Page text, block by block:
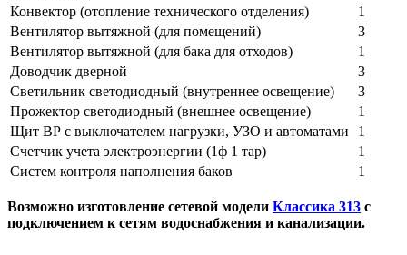
Конвектор (отопление технического отделения)
1
Вентилятор вытяжной (для помещений)
3
Вентилятор вытяжной (для бака для отходов)
1
Доводчик дверной
3
Светильник светодиодный (внутреннее освещение)
3
Прожектор светодиодный (внешнее освещение)
1
Щит ВР с выключателем нагрузки, УЗО и автоматами
1
Счетчик учета электроэнергии (1ф 1 тар)
1
Систем контроля наполнения баков
1
Возможно изготовление сетевой модели Классика 313 с
подключением к сетям водоснабжения и канализации.